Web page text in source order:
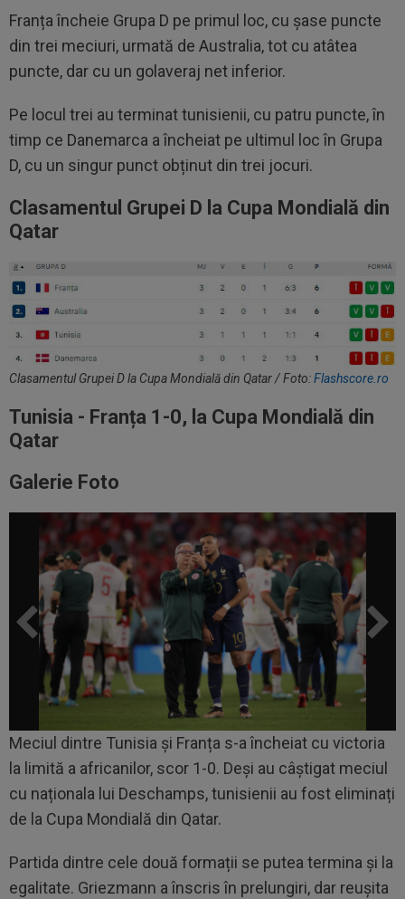
Franța încheie Grupa D pe primul loc, cu șase puncte
din trei meciuri, urmată de Australia, tot cu atâtea
puncte, dar cu un golaveraj net inferior.
Pe locul trei au terminat tunisienii, cu patru puncte, în
timp ce Danemarca a încheiat pe ultimul loc în Grupa
D, cu un singur punct obținut din trei jocuri.
Clasamentul Grupei D la Cupa Mondială din
Qatar
Clasamentul Grupei D la Cupa Mondială din Qatar / Foto:Flashscore.ro
Tunisia - Franța 1-0, la Cupa Mondială din
Qatar
Galerie Foto
Meciul dintre Tunisia și Franța s-a încheiat cu victoria
la limită a africanilor, scor 1-0. Deși au câștigat meciul
cu naționala lui Deschamps, tunisienii au fost eliminați
de la Cupa Mondială din Qatar.
Partida dintre cele două formații se putea termina și la
egalitate. Griezmann a înscris în prelungiri, dar reușita